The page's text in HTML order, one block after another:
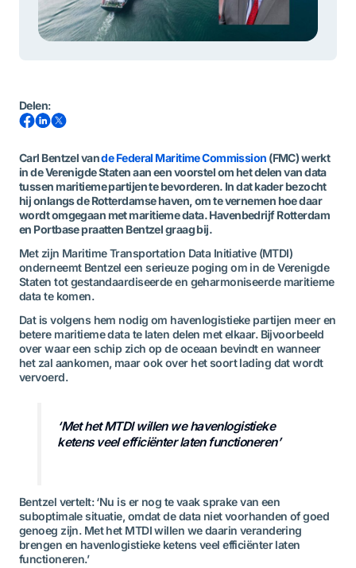
Delen:
Carl Bentzel vande Federal Maritime Commission (FMC) werkt
in de Verenigde Staten aan een voorstel om het delen van data
tussen maritieme partijen te bevorderen. In dat kader bezocht
hij onlangs de Rotterdamse haven, om te vernemen hoe daar
wordt omgegaan met maritieme data. Havenbedrijf Rotterdam
en Portbase praatten Bentzel graag bij.
Met zijn Maritime Transportation Data Initiative (MTDI)
onderneemt Bentzel een serieuze poging om in de Verenigde
Staten tot gestandaardiseerde en geharmoniseerde maritieme
data te komen.
Dat is volgens hem nodig om havenlogistieke partijen meer en
betere maritieme data te laten delen met elkaar. Bijvoorbeeld
over waar een schip zich op de oceaan bevindt en wanneer
het zal aankomen, maar ook over het soort lading dat wordt
vervoerd.
‘Met het MTDI willen we havenlogistieke
ketens veel efficiënter laten functioneren’
Bentzel vertelt: ‘Nu is er nog te vaak sprake van een
suboptimale situatie, omdat de data niet voorhanden of goed
genoeg zijn. Met het MTDI willen we daarin verandering
brengen en havenlogistieke ketens veel efficiënter laten
functioneren.’